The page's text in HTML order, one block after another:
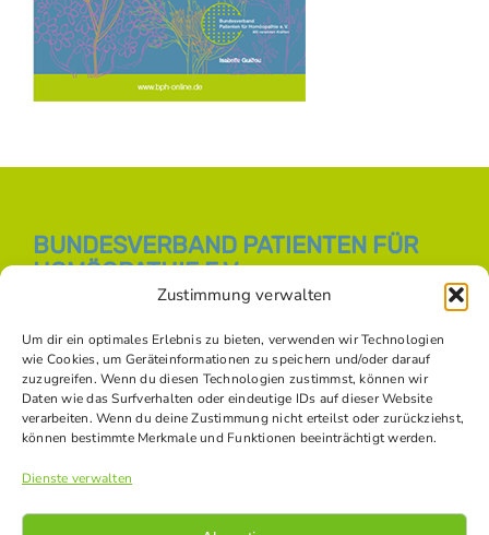
Zustimmung verwalten
Um dir ein optimales Erlebnis zu bieten, verwenden wir Technologien
wie Cookies, um Geräteinformationen zu speichern und/oder darauf
zuzugreifen. Wenn du diesen Technologien zustimmst, können wir
Daten wie das Surfverhalten oder eindeutige IDs auf dieser Website
verarbeiten. Wenn du deine Zustimmung nicht erteilst oder zurückziehst,
können bestimmte Merkmale und Funktionen beeinträchtigt werden.
Dienste verwalten
BUNDESVERBAND PATIENTEN FÜR
HOMÖOPATHIE E.V.
E-Mail:
info [at] bph-online.de
Webseite:Homöopathie Online
SOZIALE NETZWERKE